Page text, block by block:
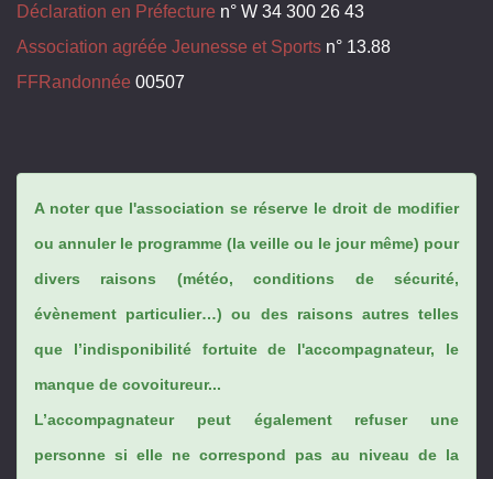
Déclaration en Préfecture n° W 34 300 26 43
Association agréée Jeunesse et Sports n° 13.88
FFRandonnée 00507
A noter que l'association se réserve le droit de modifier
ou annuler le programme (la veille ou le jour même) pour
divers raisons (météo, conditions de sécurité,
évènement particulier…) ou des raisons autres telles
que l’indisponibilité fortuite de l'accompagnateur, le
manque de covoitureur...
L’accompagnateur peut également refuser une
personne si elle ne correspond pas au niveau de la